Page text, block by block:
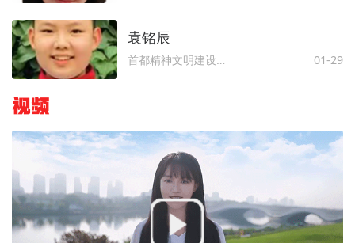
袁铭辰
首都精神文明建设委员会办公室 01-29
视频